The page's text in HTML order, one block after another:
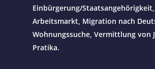
Einbürgerung/Staatsangehörigkeit,
Arbeitsmarkt, Migration nach
Wohnungssuche, Vermittlung von
Pratika.